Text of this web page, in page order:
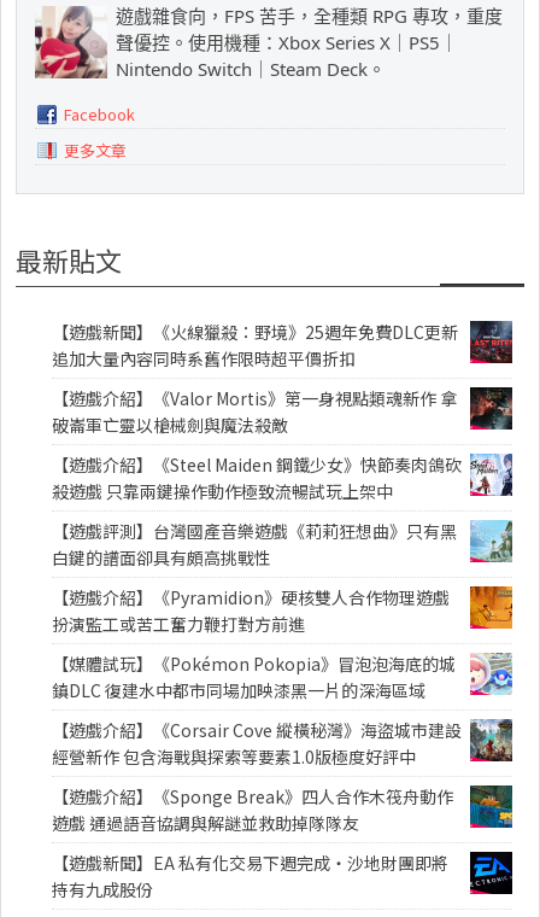
遊戲雜食向，FPS 苦手，全種類 RPG 專攻，重度
聲優控。使用機種：Xbox Series X｜PS5｜
Nintendo Switch｜Steam Deck。
Facebook
更多文章
最新貼文
【遊戲新聞】《火線獵殺：野境》25週年免費DLC更新
追加大量內容同時系舊作限時超平價折扣
【遊戲介紹】《Valor Mortis》第一身視點類魂新作 拿
破崙軍亡靈以槍械劍與魔法殺敵
【遊戲介紹】《Steel Maiden 鋼鐵少女》快節奏肉鴿砍
殺遊戲 只靠兩鍵操作動作極致流暢試玩上架中
【遊戲評測】台灣國產音樂遊戲《莉莉狂想曲》只有黑
白鍵的譜面卻具有頗高挑戰性
【遊戲介紹】《Pyramidion》硬核雙人合作物理遊戲
扮演監工或苦工奮力鞭打對方前進
【媒體試玩】《Pokémon Pokopia》冒泡泡海底的城
鎮DLC 復建水中都市同場加映漆黑一片的深海區域
【遊戲介紹】《Corsair Cove 縱橫秘灣》海盜城市建設
經營新作 包含海戰與探索等要素1.0版極度好評中
【遊戲介紹】《Sponge Break》四人合作木筏舟動作
遊戲 通過語音協調與解謎並救助掉隊隊友
【遊戲新聞】EA 私有化交易下週完成・沙地財團即將
持有九成股份